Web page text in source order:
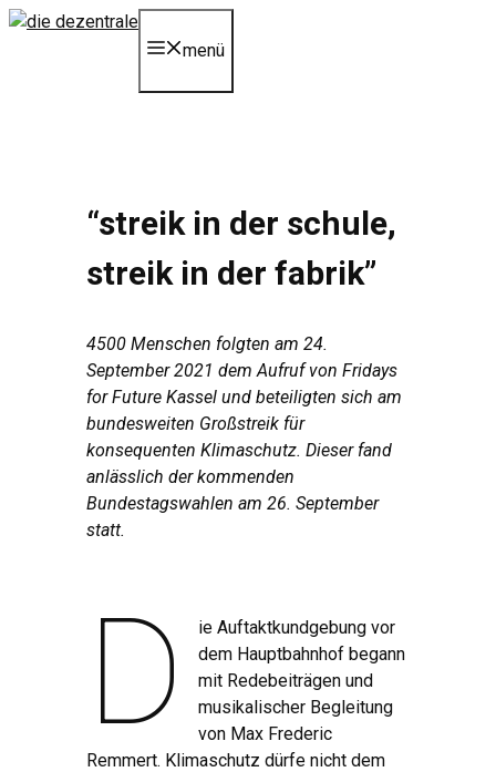
Zum
menü
“streik in der schule,
streik in der fabrik”
4500 Menschen folgten am 24.
September 2021 dem Aufruf von Fridays
for Future Kassel und beteiligten sich am
bundesweiten Großstreik für
konsequenten Klimaschutz. Dieser fand
anlässlich der kommenden
Bundestagswahlen am 26. September
statt.
D
ie Auftaktkundgebung vor
dem Hauptbahnhof begann
mit Redebeiträgen und
musikalischer Begleitung
von Max Frederic
Remmert. Klimaschutz dürfe nicht dem